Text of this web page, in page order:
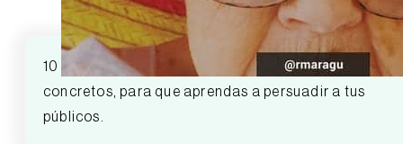
10 reglas de la comunicación, con ejemplos
concretos, para que aprendas a persuadir a tus
públicos.